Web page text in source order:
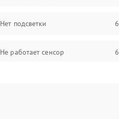
Нет подсветки
Не работает сенсор